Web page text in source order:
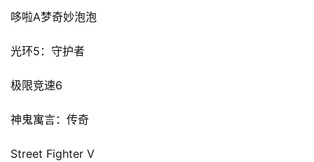
哆啦A梦奇妙泡泡
光环5 ：守护者
极限竞速6
神鬼寓言：传奇
Street Fighter V